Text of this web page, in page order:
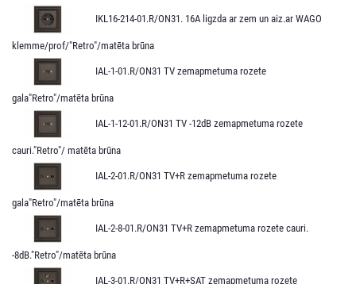
IKL16-214-01.R/ON31. 16A ligzda ar zem un aiz.ar WAGO
klemme/prof/"Retro"/matēta brūna
IAL-1-01.R/ON31 TV zemapmetuma rozete
gala"Retro"/matēta brūna
IAL-1-12-01.R/ON31 TV -12dB zemapmetuma rozete
cauri."Retro"/ matēta brūna
IAL-2-01.R/ON31 TV+R zemapmetuma rozete
gala"Retro"/matēta brūna
IAL-2-8-01.R/ON31 TV+R zemapmetuma rozete cauri.
-8dB."Retro"/matēta brūna
IAL-3-01.R/ON31 TV+R+SAT zemapmetuma rozete